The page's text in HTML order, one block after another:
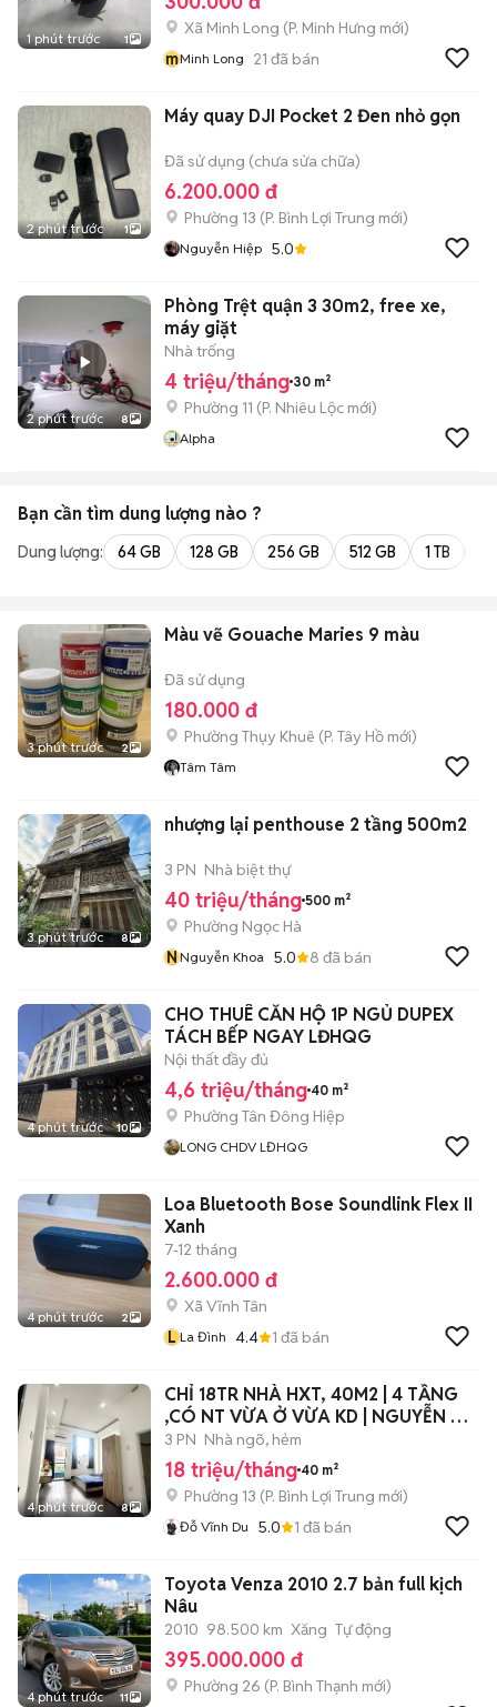
1 phút trước 1
Xã Minh Long (P. Minh Hưng mới)
mMinh Long 21 đã bán
2 phút trước 1
Máy quay DJI Pocket 2 Đen nhỏ gọn
Đã sử dụng (chưa sửa chữa)
6.200.000 đ
Phường 13 (P. Bình Lợi Trung mới)
Nguyễn Hiệp 5.0
2 phút trước 8
Phòng Trệt quận 3 30m2, free xe,
máy giặt
Nhà trống
4 triệu/tháng 30 m²
Phường 11 (P. Nhiêu Lộc mới)
Alpha
Bạn cần tìm dung lượng nào ?
Dung lượng: 64 GB 128 GB 256 GB 512 GB 1 TB
3 phút trước 2
Màu vẽ Gouache Maries 9 màu
Đã sử dụng
180.000 đ
Phường Thụy Khuê (P. Tây Hồ mới)
Tâm Tâm
3 phút trước 8
nhượng lại penthouse 2 tầng 500m2
3 PN Nhà biệt thự
40 triệu/tháng 500 m²
Phường Ngọc Hà
NNguyễn Khoa 5.0 8 đã bán
4 phút trước 10
CHO THUÊ CĂN HỘ 1P NGỦ DUPEX
TÁCH BẾP NGAY LĐHQG
Nội thất đầy đủ
4,6 triệu/tháng 40 m²
Phường Tân Đông Hiệp
LONG CHDV LĐHQG
4 phút trước 2
Loa Bluetooth Bose Soundlink Flex II
Xanh
7-12 tháng
2.600.000 đ
Xã Vĩnh Tân
L La Đình 4.4 1 đã bán
4 phút trước 8
CHỈ 18TR NHÀ HXT, 40M2 | 4 TẦNG
,CÓ NT VỪA Ở VỪA KD | NGUYỄN XÍ,
BT.
3 PN Nhà ngõ, hẻm
18 triệu/tháng 40 m²
Phường 13 (P. Bình Lợi Trung mới)
Đỗ Vĩnh Du 5.0 1 đã bán
4 phút trước 11
Toyota Venza 2010 2.7 bản full kịch
Nâu
2010 98.500 km Xăng Tự động
395.000.000 đ
Phường 26 (P. Bình Thạnh mới)